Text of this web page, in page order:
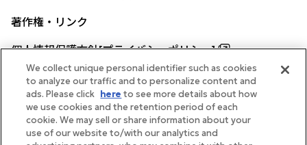
著作権・リンク
個人情報保護方針[プライバシーポリシー]
帝国ホテル公式サイト
We collect unique personal identifier such as cookies
to analyze our traffic and to personalize content and
ads. Please click here to see more details about how
we use cookies and the retention period of each
cookie. We may sell or share information about your
use of our website to/with our analytics and